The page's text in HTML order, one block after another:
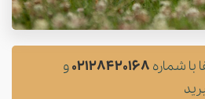
با شماره 02128420168و